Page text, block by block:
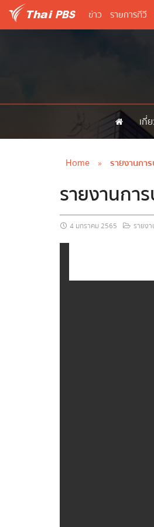
ข่าว รายการทีวี
เกี่
Home » รายงานกา
รายงานกา
4 มกราคม 2565 รายง